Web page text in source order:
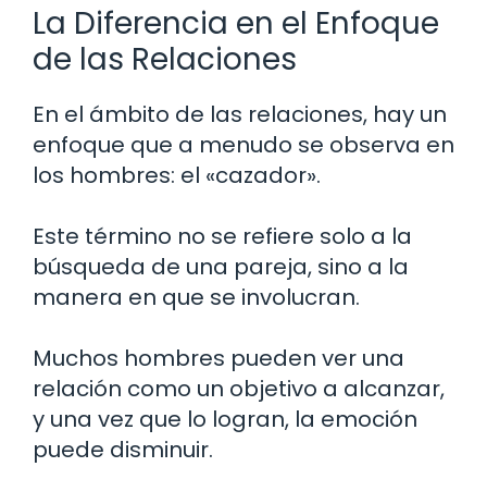
La Diferencia en el Enfoque
de las Relaciones
En el ámbito de las relaciones, hay un
enfoque que a menudo se observa en
los hombres: el «cazador».
Este término no se refiere solo a la
búsqueda de una pareja, sino a la
manera en que se involucran.
Muchos hombres pueden ver una
relación como un objetivo a alcanzar,
y una vez que lo logran, la emoción
puede disminuir.